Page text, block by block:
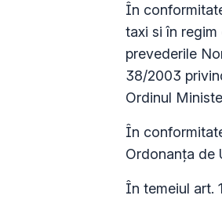
În
taxi si în
prevederile
38/2003
Ordinul
În
Ordonanța de
În temeiul art.